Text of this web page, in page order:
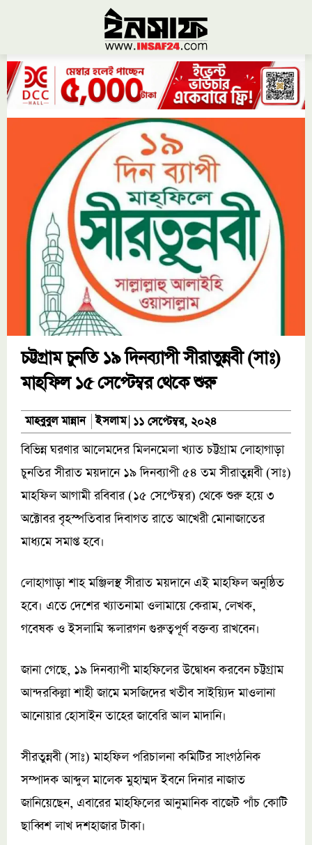
চট্টগ্রাম চুনতি ১৯ দিনব্যাপী সীরাতুন্নবী (সাঃ)
মাহফিল ১৫ সেপ্টেম্বর থেকে শুরু
মাহবুবুল মান্নান ইসলাম ১১ সেপ্টেম্বর, ২০২৪
বিভিন্ন ঘরণার আলেমদের মিলনমেলা খ্যাত চট্টগ্রাম লোহাগাড়া
চুনতির সীরাত ময়দানে ১৯ দিনব্যাপী ৫৪ তম সীরাতুন্নবী (সাঃ)
মাহফিল আগামী রবিবার (১৫ সেপ্টেম্বর) থেকে শুরু হয়ে ৩
অক্টোবর বৃহস্পতিবার দিবাগত রাতে আখেরী মোনাজাতের
মাধ্যমে সমাপ্ত হবে।
লোহাগাড়া শাহ মঞ্জিলস্থ সীরাত ময়দানে এই মাহফিল অনুষ্ঠিত
হবে। এতে দেশের খ্যাতনামা ওলামায়ে কেরাম, লেখক,
গবেষক ও ইসলামি স্কলারগন গুরুত্বপূর্ণ বক্তব্য রাখবেন।
জানা গেছে, ১৯ দিনব্যাপী মাহফিলের উদ্বোধন করবেন চট্টগ্রাম
আন্দরকিল্লা শাহী জামে মসজিদের খতীব সাইয়্যিদ মাওলানা
আনোয়ার হোসাইন তাহের জাবেরি আল মাদানি।
সীরতুন্নবী (সাঃ) মাহফিল পরিচালনা কমিটির সাংগঠনিক
সম্পাদক আব্দুল মালেক মুহাম্মদ ইবনে দিনার নাজাত
জানিয়েছেন, এবারের মাহফিলের আনুমানিক বাজেট পাঁচ কোটি
ছাব্বিশ লাখ দশহাজার টাকা।